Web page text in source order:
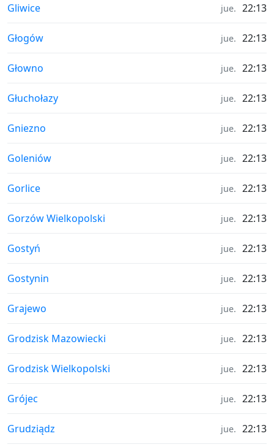
Hora en
Gliwice jue. 22:13
Hora en
Głogów jue. 22:13
Hora en
Głowno jue. 22:13
Hora en
Głuchołazy jue. 22:13
Hora en
Gniezno jue. 22:13
Hora en
Goleniów jue. 22:13
Hora en
Gorlice jue. 22:13
Hora en
Gorzów Wielkopolski jue. 22:13
Hora en
Gostyń jue. 22:13
Hora en
Gostynin jue. 22:13
Hora en
Grajewo jue. 22:13
Hora en
Grodzisk Mazowiecki jue. 22:13
Hora en
Grodzisk Wielkopolski jue. 22:13
Hora en
Grójec jue. 22:13
Hora en
Grudziądz jue. 22:13